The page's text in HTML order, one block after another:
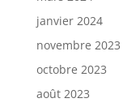
janvier 2024
novembre 2023
octobre 2023
août 2023